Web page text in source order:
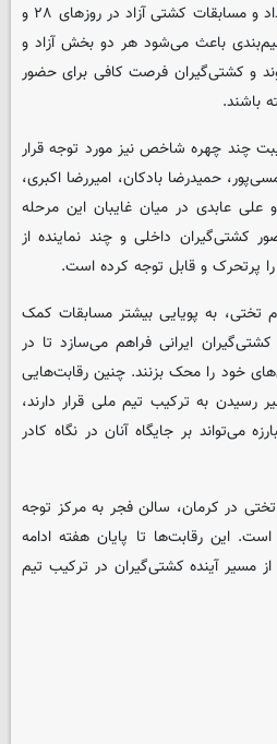
فرنگی در روزهای ۲۵ و ۲۶ خرداد و مسابقات کشتی آزاد در روزهای ۲۸ و
باعث می‌شود هر دو بخش آزاد و
و کشتی‌گیران فرصت کافی برای حضور
باشند.
چند چهره شاخص نیز مورد توجه قرار
حمیدرضا بادکان، امیررضا اکبری،
علی عابدی در میان غایبان این مرحله
کشتی‌گیران داخلی و چند نماینده از
پرتحرک و قابل توجه کرده است.
تختی، به پویایی بیشتر مسابقات کمک
ایرانی فراهم می‌سازد تا در
خود را محک بزنند. چنین رقابت‌هایی
رسیدن به ترکیب تیم ملی قرار دارند،
می‌تواند بر جایگاه آنان در نگاه کادر
در کرمان، سالن فجر به مرکز توجه
این رقابت‌ها تا پایان هفته ادامه
مسیر آینده کشتی‌گیران در ترکیب تیم